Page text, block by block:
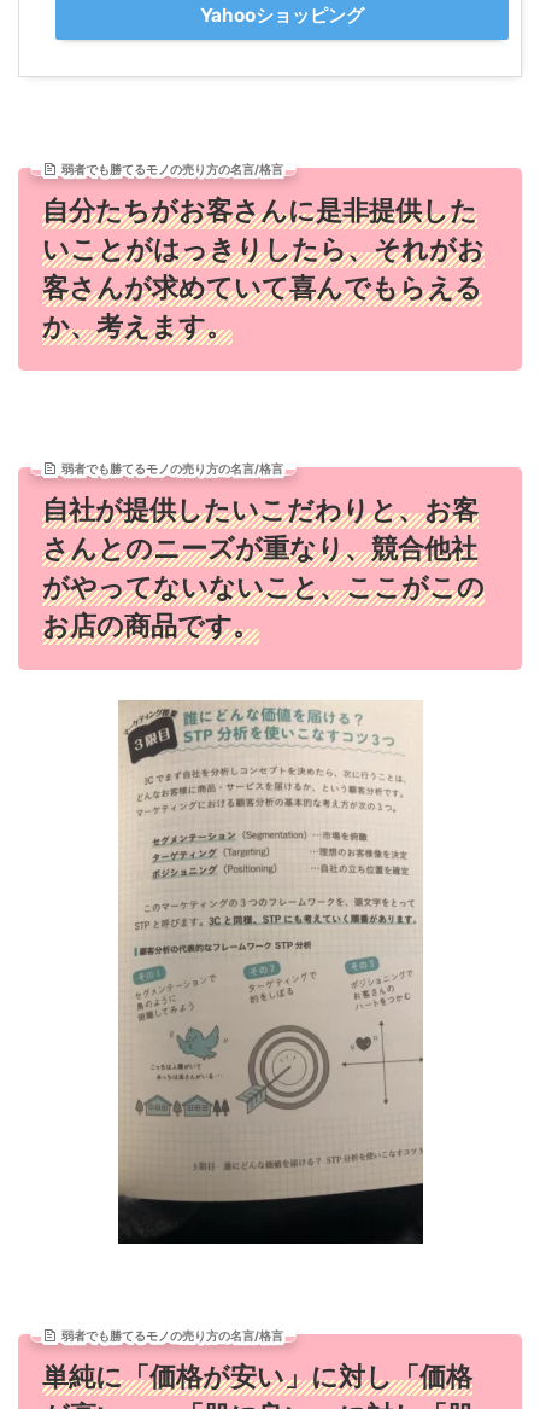
Yahooショッピング
弱者でも勝てるモノの売り方の名言/格言
自分たちがお客さんに是非提供した
いことがはっきりしたら、それがお
客さんが求めていて喜んでもらえる
か、考えます。
弱者でも勝てるモノの売り方の名言/格言
自社が提供したいこだわりと、お客
さんとのニーズが重なり、競合他社
がやってないないこと、ここがこの
お店の商品です。
弱者でも勝てるモノの売り方の名言/格言
単純に「価格が安い」に対し「価格